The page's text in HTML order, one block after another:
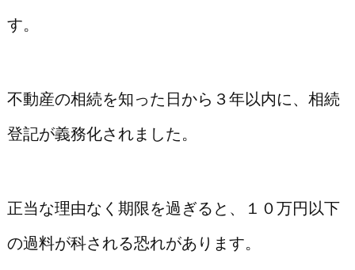
す。
不動産の相続を知った日から３年以内に、相続
登記が義務化されました。
正当な理由なく期限を過ぎると、１０万円以下
の過料が科される恐れがあります。